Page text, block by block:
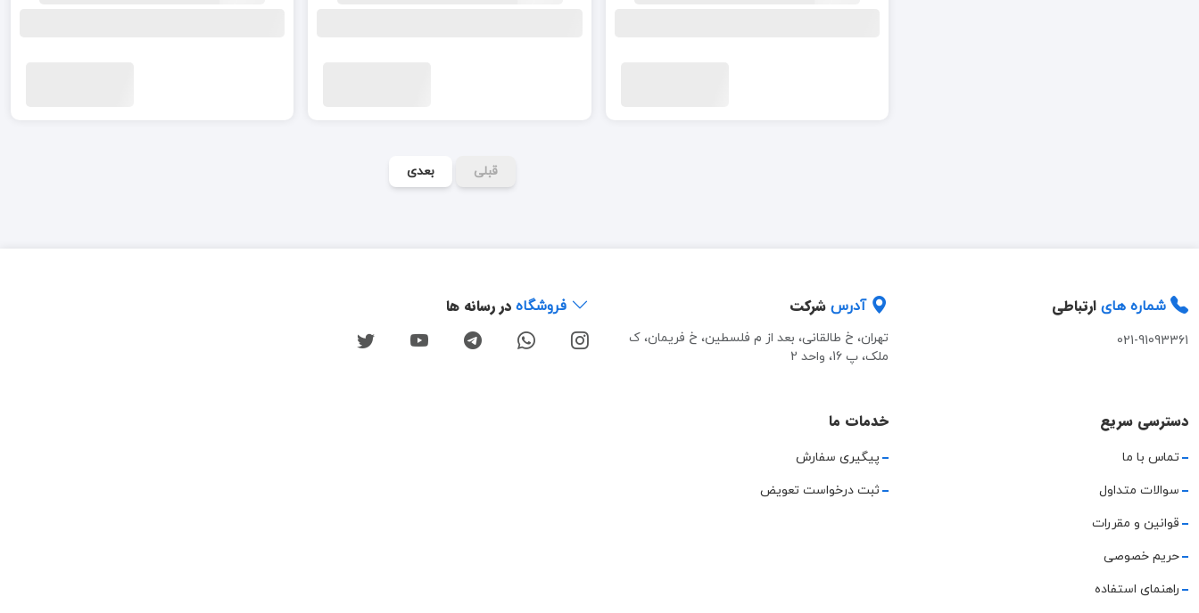
قبلی بعدی
شماره های ارتباطی
021-91093361
آدرس شرکت
تهران، خ طالقانی، بعد از م فلسطین، خ فریمان، ک
ملک، پ 16، واحد 2
فروشگاه در رسانه ها
دسترسی سریع
تماس با ما
سوالات متداول
قوانین و مقررات
حریم خصوصی
راهنمای استفاده
خدمات ما
پیگیری سفارش
ثبت درخواست تعویض